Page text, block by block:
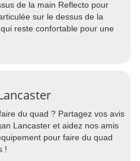
de la main Reflecto pour
sur le dessus de la
reste confortable pour une
du quad ? Partagez vos avis
Lancaster et aidez nos amis
pour faire du quad
!